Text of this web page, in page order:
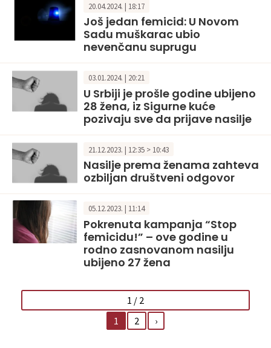
20.04.2024. | 18:17
Još jedan femicid: U Novom
Sadu muškarac ubio
nevenčanu suprugu
03.01.2024. | 20:21
U Srbiji je prošle godine ubijeno
28 žena, iz Sigurne kuće
pozivaju sve da prijave nasilje
21.12.2023. | 12:35 > 10:43
Nasilje prema ženama zahteva
ozbiljan društveni odgovor
05.12.2023. | 11:14
Pokrenuta kampanja “Stop
femicidu!” – ove godine u
rodno zasnovanom nasilju
ubijeno 27 žena
1 / 2
1
2 ›